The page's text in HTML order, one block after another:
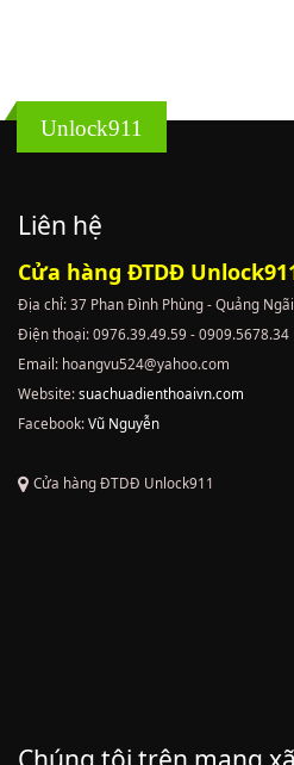
Unlock911
Liên hệ
Cửa hàng ĐTDĐ
Địa chỉ: 37 Phan Đình Phùng - Quảng Ngãi
Điện thoại: 0976.39.49.59 - 0909.5678.34
Email: hoangvu524@yahoo.com
Website:suachuadienthoaivn.com
Facebook:Vũ Nguyễn
Cửa hàng ĐTDĐ Unlock911